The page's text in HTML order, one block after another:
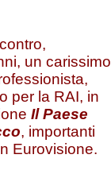
un carissimo
per la RAI, in
Il Paese
, importanti
Eurovisione.